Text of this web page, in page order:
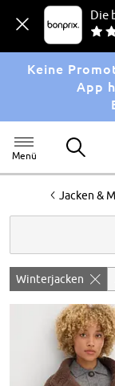
Die
Keine
App
Menü
<Jacken &
Winterjacken